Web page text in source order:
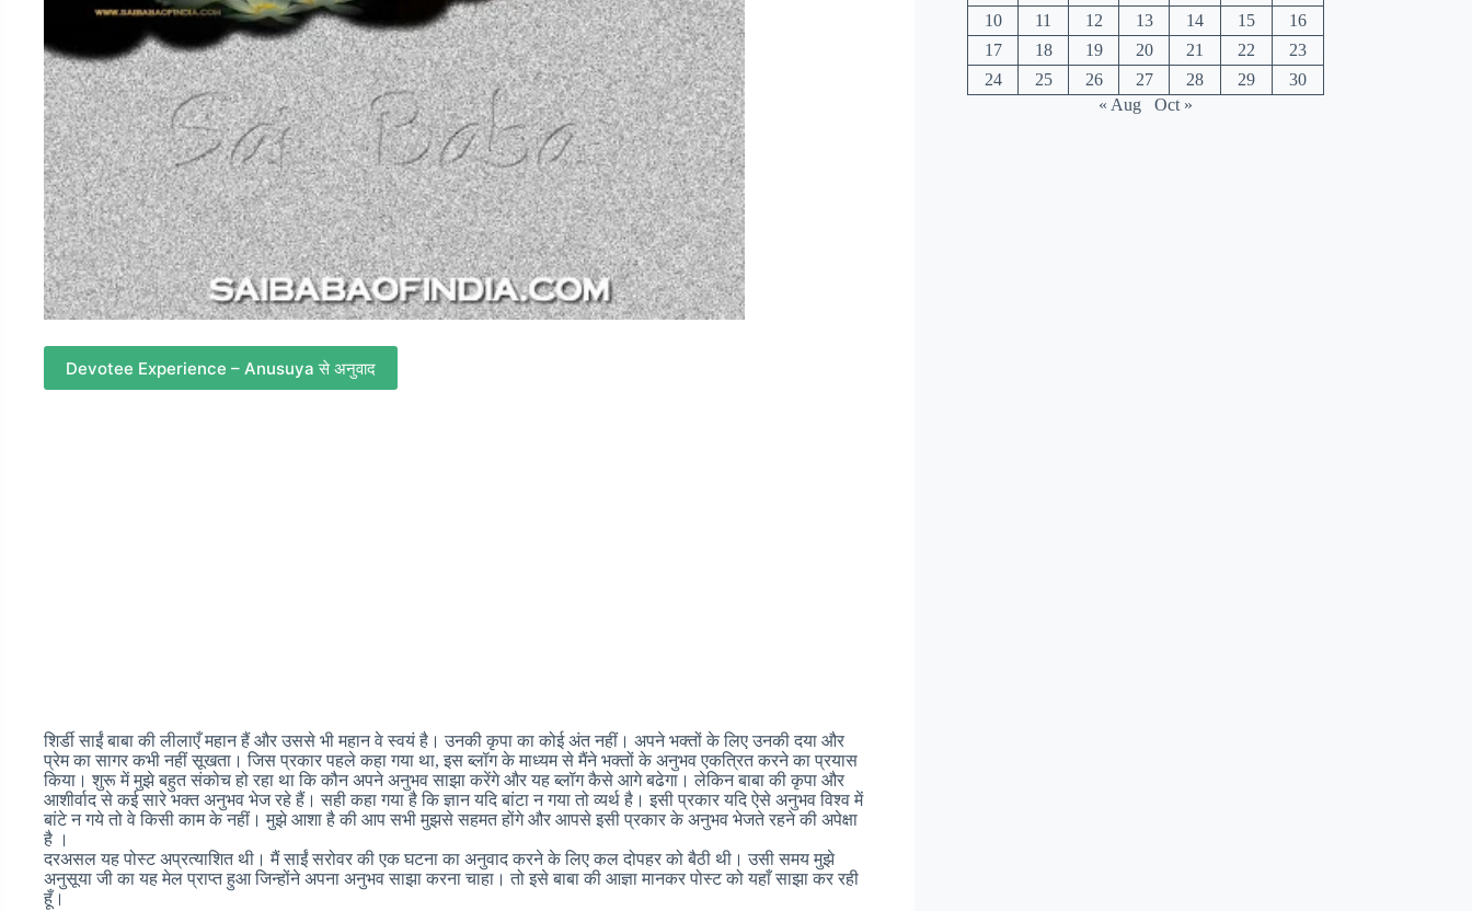
Devotee Experience – Anusuya से अनुवाद
शिर्डी साईं बाबा की लीलाएँ महान हैं और उससे भी महान वे स्वयं है। उनकी कृपा का कोई अंत नहीं। अपने भक्तों के लिए उनकी दया और
प्रेम का सागर कभी नहीं सूखता। जिस प्रकार पहले कहा गया था, इस ब्लॉग के माध्यम से मैंने भक्तों के अनुभव एकत्रित करने का प्रयास
किया। शुरू में मुझे बहुत संकोच हो रहा था कि कौन अपने अनुभव साझा करेंगे और यह ब्लॉग कैसे आगे बढेगा। लेकिन बाबा की कृपा और
आशीर्वाद से कई सारे भक्त अनुभव भेज रहे हैं। सही कहा गया है कि ज्ञान यदि बांटा न गया तो व्यर्थ है। इसी प्रकार यदि ऐसे अनुभव विश्व में
बांटे न गये तो वे किसी काम के नहीं। मुझे आशा है की आप सभी मुझसे सहमत होंगे और आपसे इसी प्रकार के अनुभव भेजते रहने की अपेक्षा
है ।
दरअसल यह पोस्ट अप्रत्याशित थी। मैं साईं सरोवर की एक घटना का अनुवाद करने के लिए कल दोपहर को बैठी थी। उसी समय मुझे
अनुसूया जी का यह मेल प्राप्त हुआ जिन्होंने अपना अनुभव साझा करना चाहा। तो इसे बाबा की आज्ञा मानकर पोस्ट को यहाँ साझा कर रही
हूँ।
10 11 12 13 14 15
16
17
18 19 20 21 22
23
24
25 26 27 28 29
30
« Aug
Oct »